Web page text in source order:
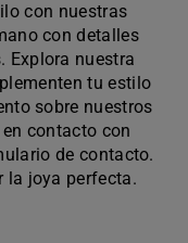
con nuestras
con detalles
Explora nuestra
tu estilo
sobre nuestros
contacto con
de contacto.
la joya perfecta.